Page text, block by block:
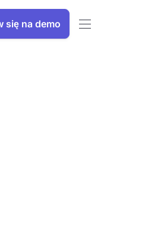
się na demo